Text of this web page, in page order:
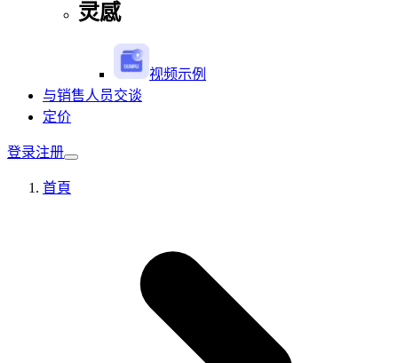
灵感
视频示例
与销售人员交谈
定价
登录注册
首頁